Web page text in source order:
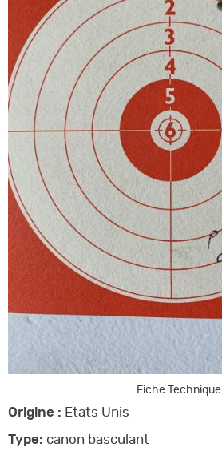
Fiche Technique
Origine : Etats Unis
Type: canon basculant